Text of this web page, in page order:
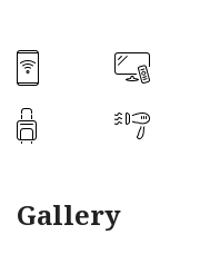
Gallery